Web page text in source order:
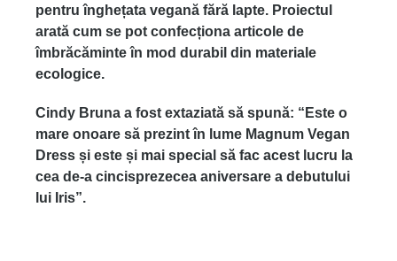
pentru înghețata vegană fără lapte. Proiectul
arată cum se pot confecționa articole de
îmbrăcăminte în mod durabil din materiale
ecologice.
Cindy Bruna a fost extaziată să spună: “Este o
mare onoare să prezint în lume Magnum Vegan
Dress și este și mai special să fac acest lucru la
cea de-a cincisprezecea aniversare a debutului
lui Iris”.